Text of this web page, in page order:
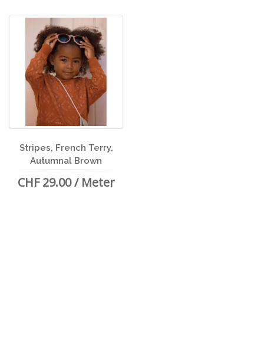
Stripes, French Terry,
Autumnal Brown
CHF 29.00 / Meter